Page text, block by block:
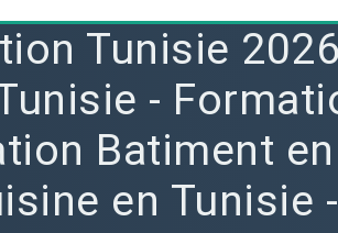
Tunisie
-
Batiment
en Tunisie